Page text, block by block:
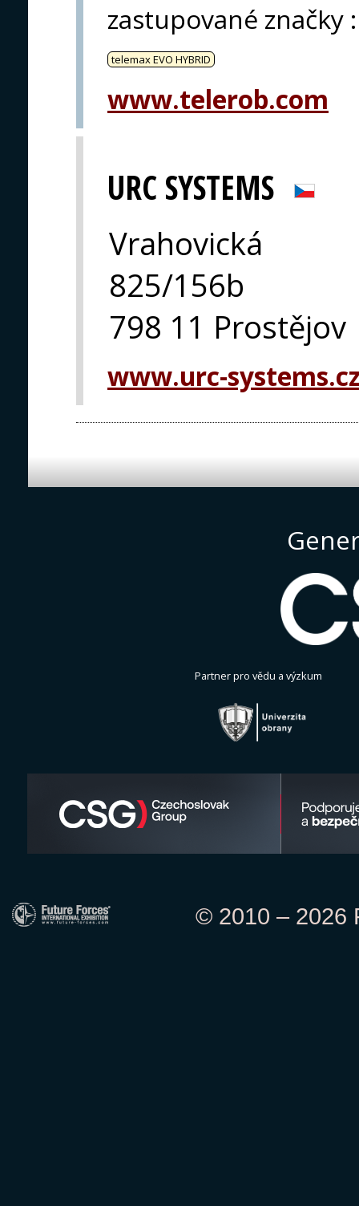
zastupované značky :
telemax EVO HYBRID
www.telerob.com
URC SYSTEMS
Vrahovická
825/156b
798 11 Prostějov
www.urc-
Partner pro vědu a výzkum
© 2010 – 2026